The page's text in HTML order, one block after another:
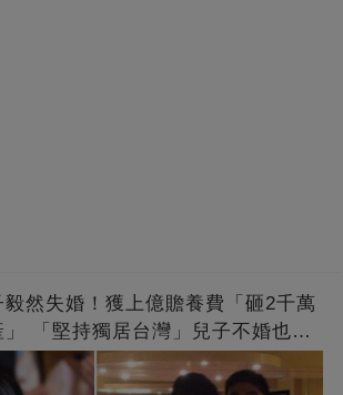
然失婚！獲上億贍養費「砸2千萬
「堅持獨居台灣」兒子不婚也支